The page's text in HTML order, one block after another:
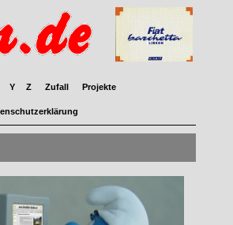
Y Z Zufall Projekte